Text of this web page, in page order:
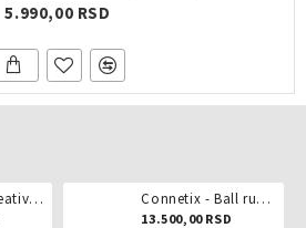
5.990,00 RSD
Connetix - Creative pack 102 dela Connetix - Ball run pastel 106 delova
13.500,00 RSD